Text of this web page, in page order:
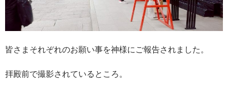
皆さまそれぞれのお願い事を神様にご報告されました。
拝殿前で撮影されているところ。